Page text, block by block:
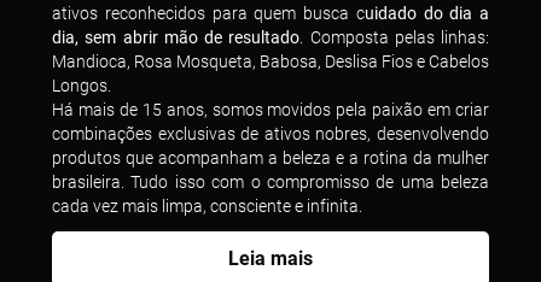
ativos reconhecidos para quem busca cuidado do dia a
dia, sem abrir mão de resultado . Composta pelas linhas:
Mandioca, Rosa Mosqueta, Babosa, Deslisa Fios e Cabelos
Longos.
Há mais de 15 anos, somos movidos pela paixão em criar
combinações exclusivas de ativos nobres, desenvolvendo
produtos que acompanham a beleza e a rotina da mulher
brasileira. Tudo isso com o compromisso de uma beleza
cada vez mais limpa, consciente e infinita.
Leia mais